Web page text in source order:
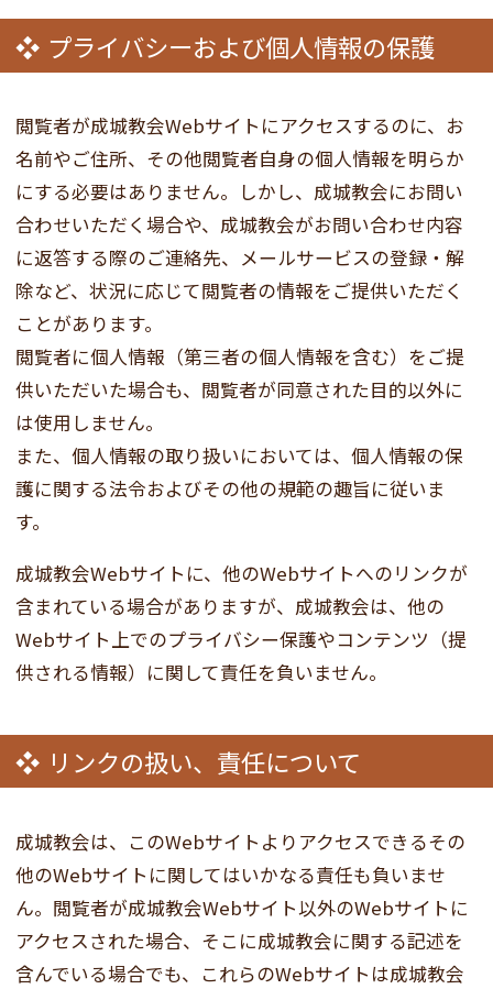
プライバシーおよび個人情報の保護
閲覧者が成城教会Webサイトにアクセスするのに、お
名前やご住所、その他閲覧者自身の個人情報を明らか
にする必要はありません。しかし、成城教会にお問い
合わせいただく場合や、成城教会がお問い合わせ内容
に返答する際のご連絡先、メールサービスの登録・解
除など、状況に応じて閲覧者の情報をご提供いただく
ことがあります。
閲覧者に個人情報（第三者の個人情報を含む）をご提
供いただいた場合も、閲覧者が同意された目的以外に
は使用しません。
また、個人情報の取り扱いにおいては、個人情報の保
護に関する法令およびその他の規範の趣旨に従いま
す。
成城教会Webサイトに、他のWebサイトへのリンクが
含まれている場合がありますが、成城教会は、他の
Webサイト上でのプライバシー保護やコンテンツ（提
供される情報）に関して責任を負いません。
リンクの扱い、責任について
成城教会は、このWebサイトよりアクセスできるその
他のWebサイトに関してはいかなる責任も負いませ
ん。閲覧者が成城教会Webサイト以外のWebサイトに
アクセスされた場合、そこに成城教会に関する記述を
含んでいる場合でも、これらのWebサイトは成城教会